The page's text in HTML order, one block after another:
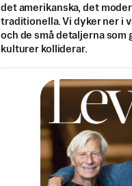
det amerikanska, det
traditionella. Vi dyker ner i
och de små detaljerna som
kulturer kolliderar.